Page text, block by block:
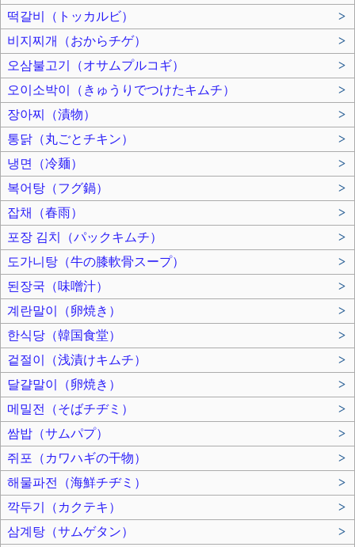
떡갈비（トッカルビ）
>
비지찌개（おからチゲ）
>
오삼불고기（オサムプルコギ）
>
오이소박이（きゅうりでつけたキムチ）
>
장아찌（漬物）
>
통닭（丸ごとチキン）
>
냉면（冷麺）
>
복어탕（フグ鍋）
>
잡채（春雨）
>
포장 김치（パックキムチ）
>
도가니탕（牛の膝軟骨スープ）
>
된장국（味噌汁）
>
계란말이（卵焼き）
>
한식당（韓国食堂）
>
겉절이（浅漬けキムチ）
>
달걀말이（卵焼き）
>
메밀전（そばチヂミ）
>
쌈밥（サムパプ）
>
쥐포（カワハギの干物）
>
해물파전（海鮮チヂミ）
>
깍두기（カクテキ）
>
삼계탕（サムゲタン）
>